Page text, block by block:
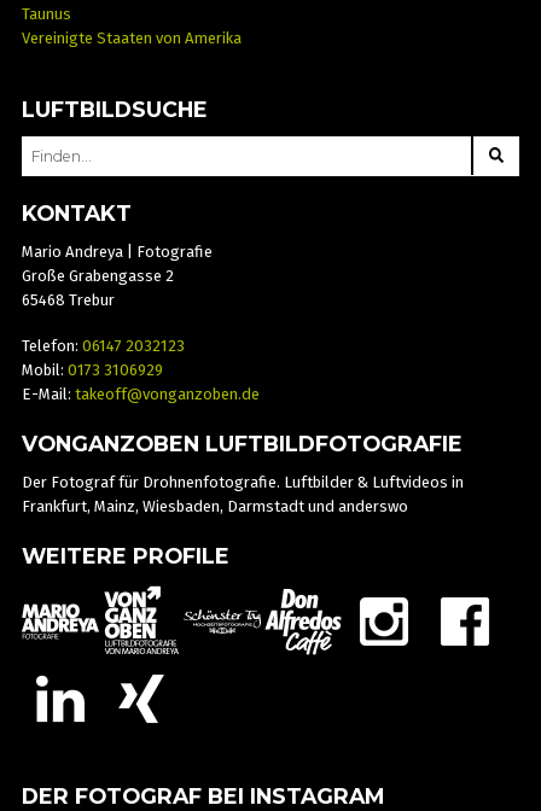
Taunus
Vereinigte Staaten von Amerika
LUFTBILDSUCHE
SEARCH
KONTAKT
Mario Andreya | Fotografie
Große Grabengasse 2
65468 Trebur
Telefon: 06147 2032123
Mobil: 0173 3106929
E-Mail: takeoff@vonganzoben.de
VONGANZOBEN LUFTBILDFOTOGRAFIE
Der Fotograf für Drohnenfotografie. Luftbilder & Luftvideos in
Frankfurt, Mainz, Wiesbaden, Darmstadt und anderswo
WEITERE PROFILE
DER FOTOGRAF BEI INSTAGRAM